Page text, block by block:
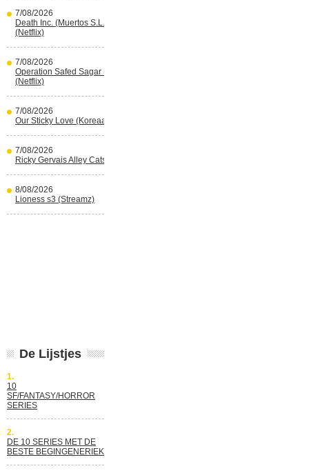
7/08/2026
Death Inc. (Muertos S.L.) s4 (Spaans)
(Netflix)
7/08/2026
Operation Safed Sagar (Indisch)
(Netflix)
7/08/2026
Our Sticky Love (Koreaans) (Netflix)
7/08/2026
Ricky Gervais Alley Cats (Netflix)
8/08/2026
Lioness s3 (Streamz)
De Lijstjes
1.
10
SF/FANTASY/HORROR
SERIES
2.
DE 10 SERIES MET DE
BESTE BEGINGENERIEK